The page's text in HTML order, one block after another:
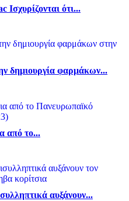
Ισχυρίζονται ότι...
δημιουργία φαρμάκων...
από το...
αυξάνουν...